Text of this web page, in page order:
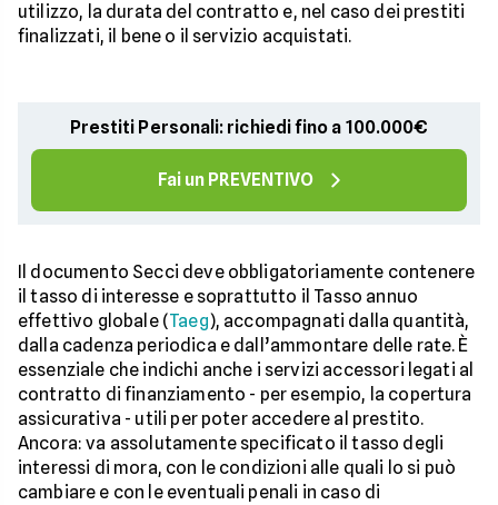
utilizzo, la durata del contratto e, nel caso dei prestiti
finalizzati, il bene o il servizio acquistati.
Prestiti Personali: richiedi fino a 100.000€
Fai un PREVENTIVO
Il documento Secci deve obbligatoriamente contenere
il tasso di interesse e soprattutto il Tasso annuo
effettivo globale (Taeg), accompagnati dalla quantità,
dalla cadenza periodica e dall’ammontare delle rate. È
essenziale che indichi anche i servizi accessori legati al
contratto di finanziamento - per esempio, la copertura
assicurativa - utili per poter accedere al prestito.
Ancora: va assolutamente specificato il tasso degli
interessi di mora, con le condizioni alle quali lo si può
cambiare e con le eventuali penali in caso di